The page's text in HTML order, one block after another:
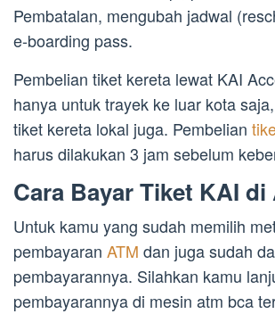
Pembatalan, mengubah jadwal
e-boarding pass.
Pembelian tiket kereta lewat KAI
hanya untuk trayek ke luar kota
tiket kereta lokal juga. Pembelian
harus dilakukan 3 jam sebelum
Cara Bayar Tiket KAI di
Untuk kamu yang sudah memilih
pembayaran ATM dan juga sudah
pembayarannya. Silahkan kamu
pembayarannya di mesin atm bca